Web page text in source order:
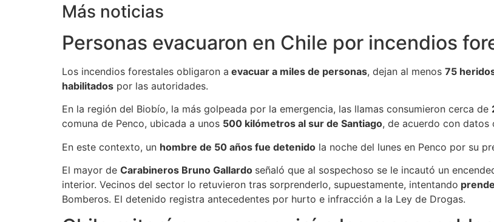
Más noticias
Personas evacuaron en Chile por incendios
Los incendios forestales obligaron a evacuar a miles de personas, dejan al menos 75
habilitados por las autoridades.
En la región del Biobío, la más golpeada por la emergencia, las llamas consumieron cerca de
comuna de Penco, ubicada a unos 500 kilómetros al sur de Santiago, de acuerdo con
En este contexto, un hombre de 50 años fue detenido la noche del lunes en Penco por su
El mayor de Carabineros Bruno Gallardo señaló que al sospechoso se le incautó un
interior. Vecinos del sector lo retuvieron tras sorprenderlo, supuestamente, intentando
Bomberos. El detenido registra antecedentes por hurto e infracción a la Ley de Drogas.